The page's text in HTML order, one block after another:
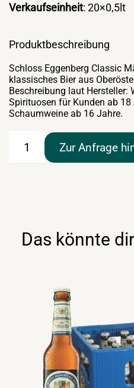
Verkaufseinheit: 20×0,5lt
Produktbeschreibung
Schloss Eggenberg Classic
klassisches Bier aus
Beschreibung laut Hersteller:
Spirituosen für Kunden ab 18
Schaumweine ab 16 Jahre.
Eggenberg
Zur Anfrage
Das könnte